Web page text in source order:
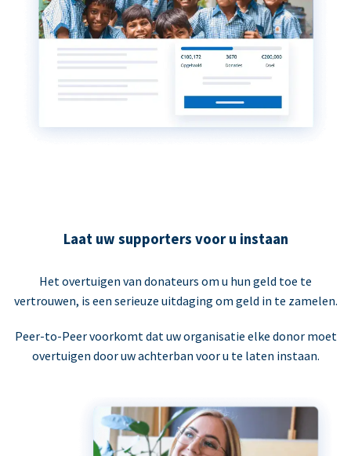
Laat uw supporters voor u instaan
Het overtuigen van donateurs om u hun geld toe te
vertrouwen, is een serieuze uitdaging om geld in te zamelen.
Peer-to-Peer voorkomt dat uw organisatie elke donor moet
overtuigen door uw achterban voor u te laten instaan.